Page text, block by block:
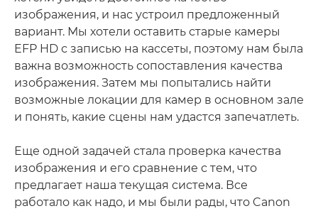
изображения, и нас устроил предложенный
вариант. Мы хотели оставить старые камеры
EFP HD с записью на кассеты, поэтому нам была
важна возможность сопоставления качества
изображения. Затем мы попытались найти
возможные локации для камер в основном зале
и понять, какие сцены нам удастся запечатлеть.
Еще одной задачей стала проверка качества
изображения и его сравнение с тем, что
предлагает наша текущая система. Все
работало как надо, и мы были рады, что Canon